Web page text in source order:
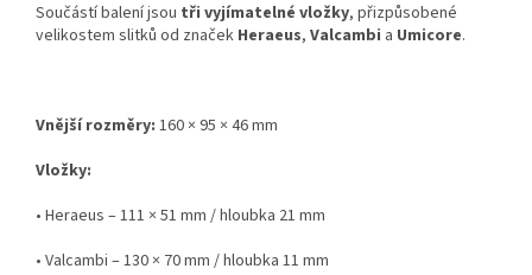
Součástí balení jsou tři vyjímatelné vložky, přizpůsobené
velikostem slitků od značek Heraeus, Valcambi a Umicore.
Vnější rozměry: 160 × 95 × 46 mm
Vložky:
• Heraeus – 111 × 51 mm / hloubka 21 mm
• Valcambi – 130 × 70 mm / hloubka 11 mm